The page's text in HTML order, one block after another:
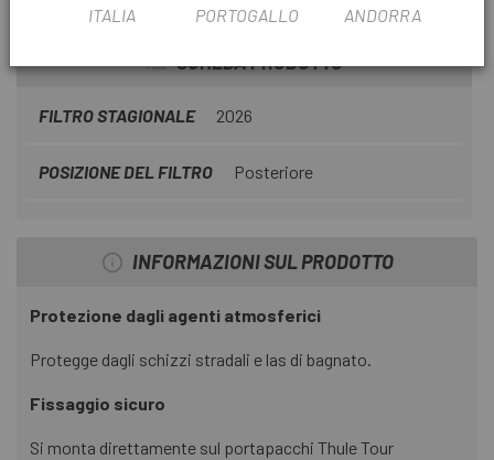
SCHEDA PRODOTTO
FILTRO STAGIONALE 2026
POSIZIONE DEL FILTRO Posteriore
INFORMAZIONI SUL PRODOTTO
Protezione dagli agenti atmosferici
Protegge dagli schizzi stradali e las di bagnato.
Fissaggio sicuro
Si monta direttamente sul portapacchi Thule Tour
ITALIA PORTOGALLO ANDORRA